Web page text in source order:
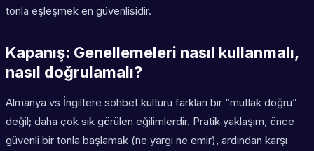
tonla eşleşmek en güvenlisidir.
Kapanış: Genellemeleri nasıl kullanmalı,
nasıl doğrulamalı?
Almanya vs İngiltere sohbet kültürü farkları bir “mutlak doğru”
değil; daha çok sık görülen eğilimlerdir. Pratik yaklaşım, önce
güvenli bir tonla başlamak (ne yargı ne emir), ardından karşı